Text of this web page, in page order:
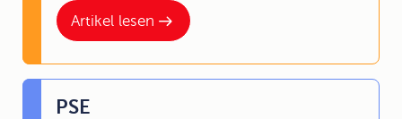
Artikel lesen
PSE